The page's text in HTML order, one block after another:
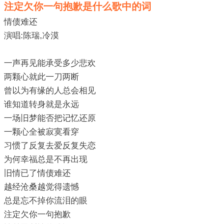
注定欠你一句抱歉是什么歌中的词
情债难还
演唱:陈瑞,冷漠
一声再见能承受多少悲欢
两颗心就此一刀两断
曾以为有缘的人总会相见
谁知道转身就是永远
一场旧梦能否把记忆还原
一颗心全被寂寞看穿
习惯了反复去爱反复失恋
为何幸福总是不再出现
旧情已了情债难还
越经沧桑越觉得遗憾
总是忘不掉你流泪的眼
注定欠你一句抱歉